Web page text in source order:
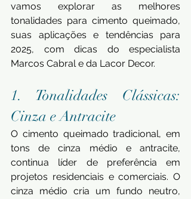
vamos explorar as melhores
tonalidades para cimento queimado,
suas aplicações e tendências para
2025, com dicas do especialista
Marcos Cabral e da Lacor Decor.
1. Tonalidades Clássicas:
Cinza e Antracite
O cimento queimado tradicional, em
tons de cinza médio e antracite,
continua líder de preferência em
projetos residenciais e comerciais. O
cinza médio cria um fundo neutro,